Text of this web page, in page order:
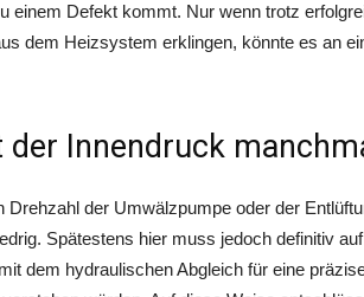
einem Defekt kommt. Nur wenn trotz
dem Heizsystem erklingen, könnte es an
der Innendruck
Drehzahl der Umwälzpumpe oder der
Spätestens hier muss jedoch definitiv
dem hydraulischen Abgleich für eine